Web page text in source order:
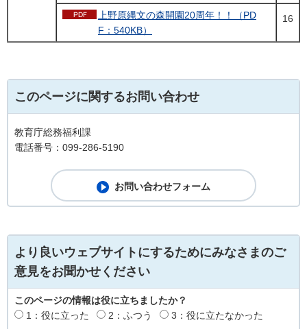
上野原縄文の森開園20周年！！（PD
F：540KB）
16
このページに関するお問い合わせ
教育庁総務福利課
電話番号：099-286-5190
より良いウェブサイトにするためにみなさまのご
意見をお聞かせください
このページの情報は役に立ちましたか？
1：役に立った
2：ふつう
3：役に立たなかった